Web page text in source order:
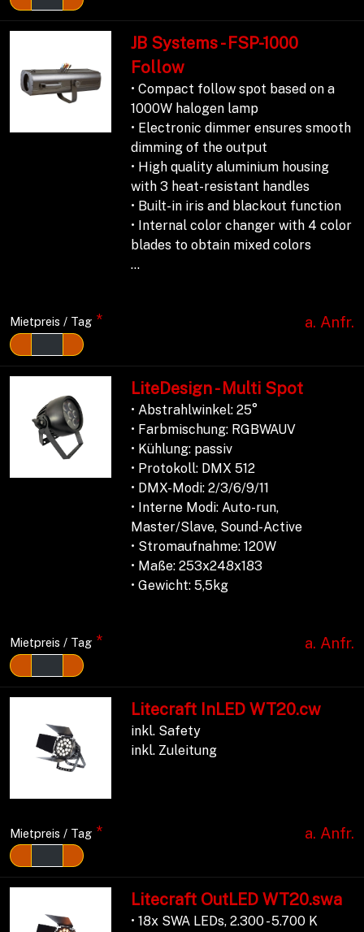
JB Systems - FSP-1000
Follow
• Compact follow spot based on a
1000W halogen lamp
• Electronic dimmer ensures smooth
dimming of the output
• High quality aluminium housing
with 3 heat-resistant handles
• Built-in iris and blackout function
• Internal color changer with 4 color
blades to obtain mixed colors
...
Mietpreis / Tag * a. Anfr.
LiteDesign - Multi Spot
• Abstrahlwinkel: 25°
• Farbmischung: RGBWAUV
• Kühlung: passiv
• Protokoll: DMX 512
• DMX-Modi: 2/3/6/9/11
• Interne Modi: Auto-run,
Master/Slave, Sound-Active
• Stromaufnahme: 120W
• Maße: 253x248x183
• Gewicht: 5,5kg
Mietpreis / Tag * a. Anfr.
Litecraft InLED WT20.cw
inkl. Safety
inkl. Zuleitung
Mietpreis / Tag * a. Anfr.
Litecraft OutLED WT20.swa
• 18x SWA LEDs, 2.300 - 5.700 K